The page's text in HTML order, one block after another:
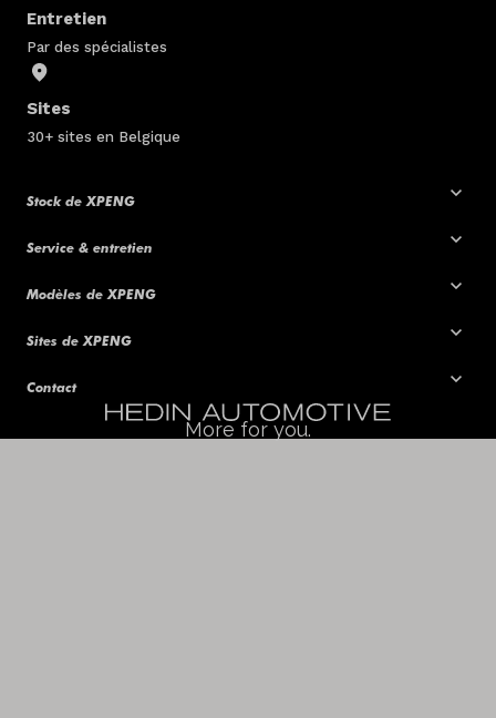
Entretien
Par des spécialistes
Sites
30+ sites en Belgique
Stock de XPENG
Service & entretien
Modèles de XPENG
Sites de XPENG
Contact
More for you.